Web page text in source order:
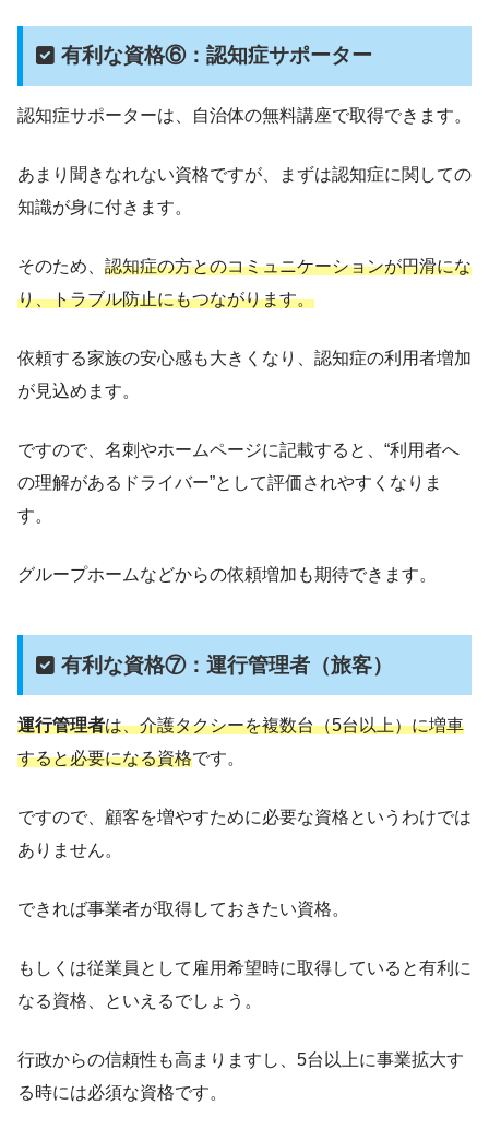
有利な資格⑥：認知症サポーター
認知症サポーターは、自治体の無料講座で取得できます。
あまり聞きなれない資格ですが、まずは認知症に関しての
知識が身に付きます。
そのため、 認知症の方とのコミュニケーションが円滑にな
り、トラブル防止にもつながります。
依頼する家族の安心感も大きくなり、認知症の利用者増加
が見込めます。
ですので、名刺やホームページに記載すると、“利用者へ
の理解があるドライバー”として評価されやすくなりま
す。
グループホームなどからの依頼増加も期待できます。
有利な資格⑦：運行管理者（旅客）
運行管理者は、介護タクシーを複数台（5台以上）に増車
すると必要になる資格です。
ですので、顧客を増やすために必要な資格というわけでは
ありません。
できれば事業者が取得しておきたい資格。
もしくは従業員として雇用希望時に取得していると有利に
なる資格、といえるでしょう。
行政からの信頼性も高まりますし、5台以上に事業拡大す
る時には必須な資格です。